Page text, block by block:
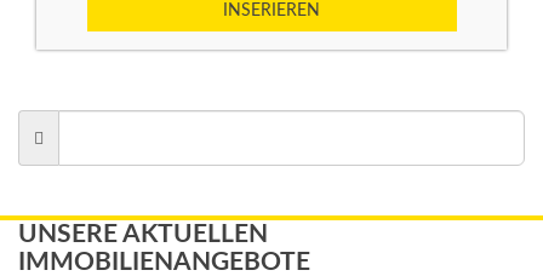
INSERIEREN
UNSERE AKTUELLEN
IMMOBILIENANGEBOTE